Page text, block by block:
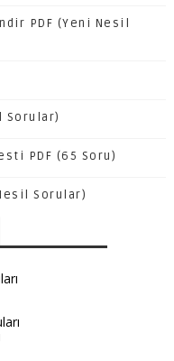
PDF (Yeni Nesil
Sorular)
PDF (65 Soru)
Sorular)